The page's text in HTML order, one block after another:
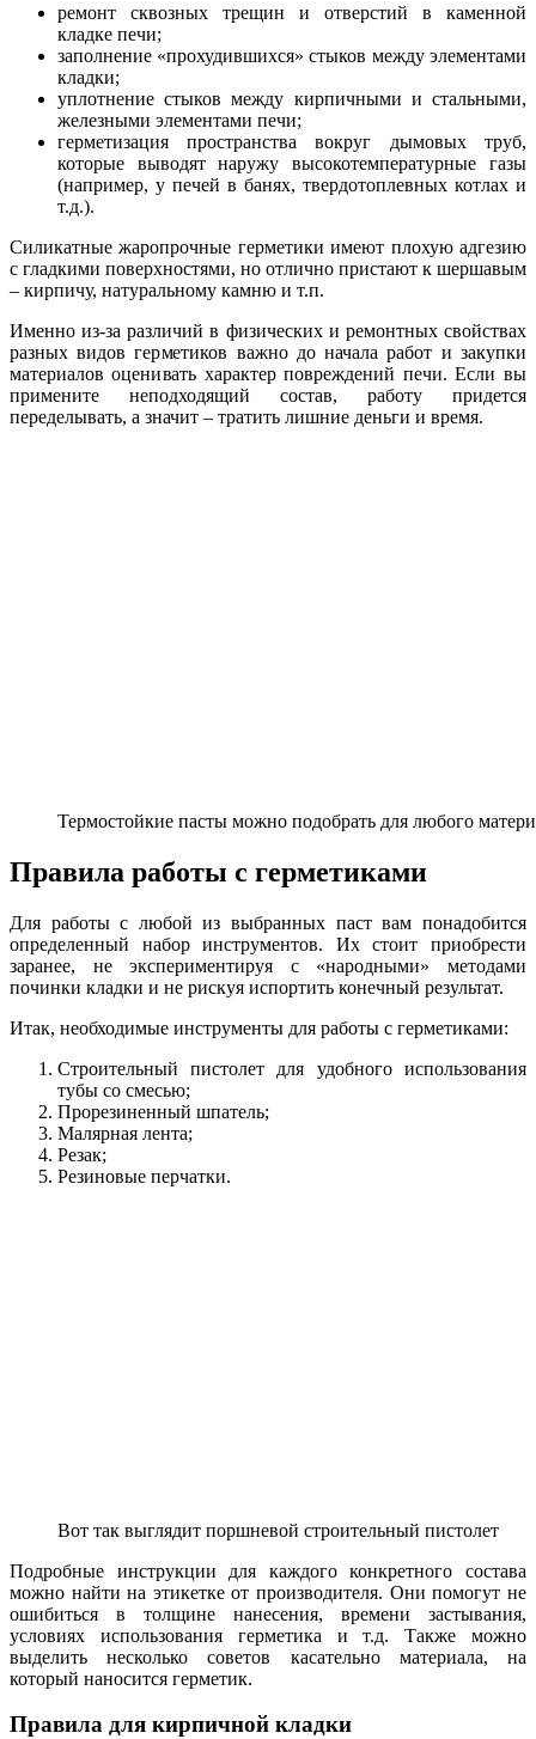
ремонт сквозных трещин и отверстий в каменной
кладке печи;
заполнение «прохудившихся» стыков между элементами
кладки;
уплотнение стыков между кирпичными и стальными,
железными элементами печи;
герметизация пространства вокруг дымовых труб,
которые выводят наружу высокотемпературные газы
(например, у печей в банях, твердотоплевных котлах и
т.д.).
Силикатные жаропрочные герметики имеют плохую адгезию
с гладкими поверхностями, но отлично пристают к шершавым
– кирпичу, натуральному камню и т.п.
Именно из-за различий в физических и ремонтных свойствах
разных видов герметиков важно до начала работ и закупки
материалов оценивать характер повреждений печи. Если вы
примените неподходящий состав, работу придется
переделывать, а значит – тратить лишние деньги и время.
Термостойкие пасты можно подобрать для любого
Правила работы с герметиками
Для работы с любой из выбранных паст вам понадобится
определенный набор инструментов. Их стоит приобрести
заранее, не экспериментируя с «народными» методами
починки кладки и не рискуя испортить конечный результат.
Итак, необходимые инструменты для работы с герметиками:
Строительный пистолет для удобного использования
тубы со смесью;
Прорезиненный шпатель;
Малярная лента;
Резак;
Резиновые перчатки.
Вот так выглядит поршневой строительный пистолет
Подробные инструкции для каждого конкретного состава
можно найти на этикетке от производителя. Они помогут не
ошибиться в толщине нанесения, времени застывания,
условиях использования герметика и т.д. Также можно
выделить несколько советов касательно материала, на
который наносится герметик.
Правила для кирпичной кладки